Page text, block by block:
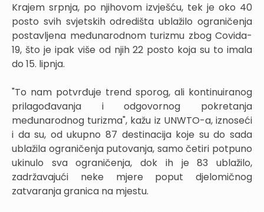
Krajem srpnja, po njihovom izvješću, tek je oko 40
posto svih svjetskih odredišta ublažilo ograničenja
postavljena međunarodnom turizmu zbog Covida-
19, što je ipak više od njih 22 posto koja su to imala
do 15. lipnja.
"To nam potvrđuje trend sporog, ali kontinuiranog
prilagođavanja i odgovornog pokretanja
međunarodnog turizma", kažu iz UNWTO-a, iznoseći
i da su, od ukupno 87 destinacija koje su do sada
ublažila ograničenja putovanja, samo četiri potpuno
ukinulo sva ograničenja, dok ih je 83 ublažilo,
zadržavajući neke mjere poput djelomičnog
zatvaranja granica na mjestu.